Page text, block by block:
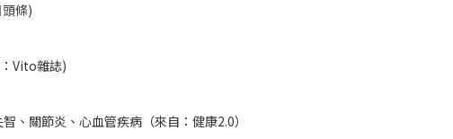
條)
Vito雜誌)
關節炎、心血管疾病（來自：健康2.0）